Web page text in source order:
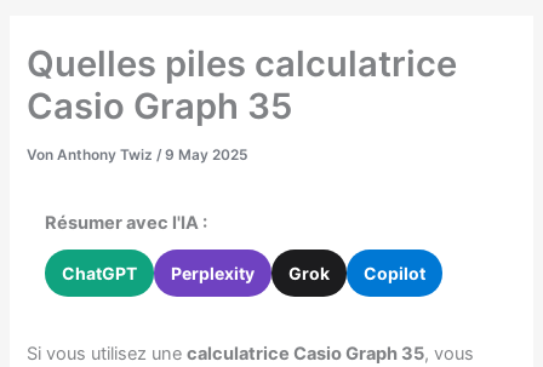
Quelles piles calculatrice
Casio Graph 35
VonAnthony Twiz/9 May 2025
Résumer avec l'IA :
ChatGPT Perplexity Grok Copilot
Si vous utilisez unecalculatrice Casio Graph 35, vous